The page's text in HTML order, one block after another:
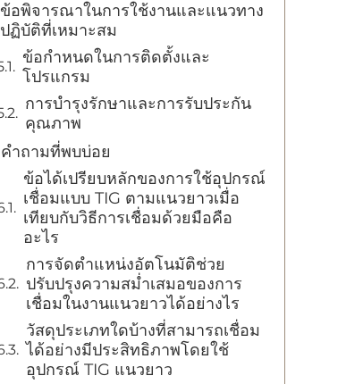
ข้อพิจารณาในการใช้งานและแนวทาง
ปฏิบัติที่เหมาะสม
ข้อกำหนดในการติดตั้งและ
โปรแกรม
การบำรุงรักษาและการรับประกัน
คุณภาพ
คำถามที่พบบ่อย
ข้อได้เปรียบหลักของการใช้อุปกรณ์
เชื่อมแบบ TIG ตามแนวยาวเมื่อ
เทียบกับวิธีการเชื่อมด้วยมือคือ
อะไร
การจัดตำแหน่งอัตโนมัติช่วย
ปรับปรุงความสม่ำเสมอของการ
เชื่อมในงานแนวยาวได้อย่างไร
วัสดุประเภทใดบ้างที่สามารถเชื่อม
ได้อย่างมีประสิทธิภาพโดยใช้
อุปกรณ์ TIG แนวยาว